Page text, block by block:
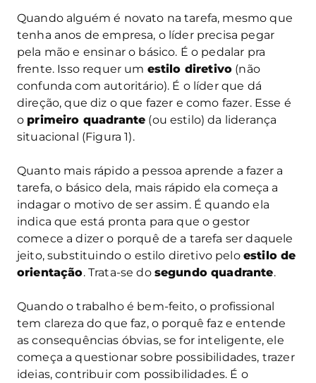
Quando alguém é novato na tarefa, mesmo que
tenha anos de empresa, o líder precisa pegar
pela mão e ensinar o básico. É o pedalar pra
frente. Isso requer um estilo diretivo (não
confunda com autoritário). É o líder que dá
direção, que diz o que fazer e como fazer. Esse é
o primeiro quadrante (ou estilo) da liderança
situacional (Figura 1).
Quanto mais rápido a pessoa aprende a fazer a
tarefa, o básico dela, mais rápido ela começa a
indagar o motivo de ser assim. É quando ela
indica que está pronta para que o gestor
comece a dizer o porquê de a tarefa ser daquele
jeito, substituindo o estilo diretivo pelo estilo de
orientação. Trata-se do segundo quadrante.
Quando o trabalho é bem-feito, o profissional
tem clareza do que faz, o porquê faz e entende
as consequências óbvias, se for inteligente, ele
começa a questionar sobre possibilidades, trazer
ideias, contribuir com possibilidades. É o